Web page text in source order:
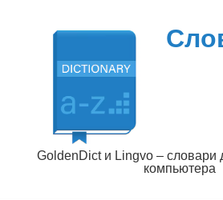
содержимому
GoldenDict и Lingvo – словари
компьютера